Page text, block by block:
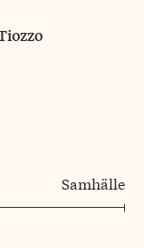
Samhälle